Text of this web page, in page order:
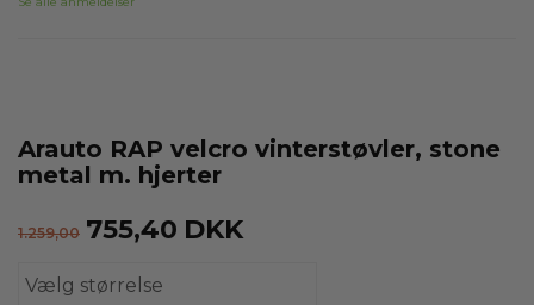
Arauto RAP velcro vinterstøvler, stone
metal m. hjerter
1.259,00 755,40 DKK